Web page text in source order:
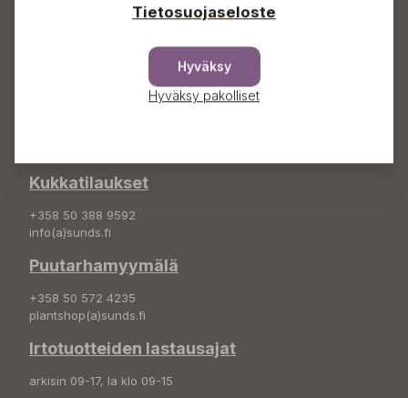
Kukkatilaukset
+358 50 388 9592
info(a)sunds.fi
Puutarhamyymälä
+358 50 572 4235
plantshop(a)sunds.fi
Irtotuotteiden lastausajat
arkisin 09-17, la klo 09-15
Tietosuojaseloste
Hyväksy
Hyväksy pakolliset